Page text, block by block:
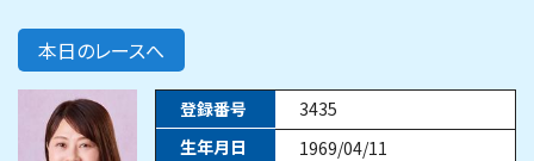
本日のレースへ
登録番号
3435
生年月日
1969/04/11